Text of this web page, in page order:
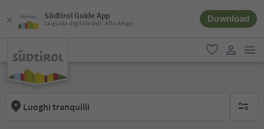
Südtirol Guide App
La guida digitale dell´Alto Adige Download
favoriti
Luoghi tranquilli